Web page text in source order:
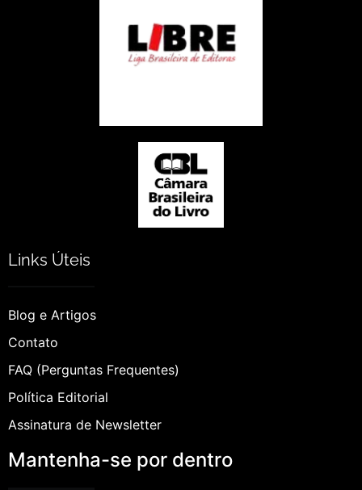
Links Úteis
Blog e Artigos
Contato
FAQ (Perguntas Frequentes)
Política Editorial
Assinatura de Newsletter
Mantenha-se por dentro